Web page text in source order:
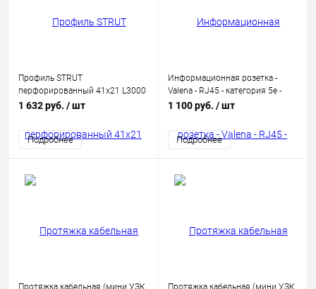
Профиль STRUT
перфорированный 41х21 L3000
1.5мм IEK CLP1S-41-21-30-15
1 632 руб. / шт
Подробнее
Информационная розетка -
Valena - RJ45 - категория 5e -
UTP - 1 выход - с захватами -
1 100 руб. / шт
Подробнее
Протяжка кабельная (мини УЗК
Протяжка кабельная (мини УЗК